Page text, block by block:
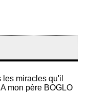
miracles qu'il
mon père BOGLO